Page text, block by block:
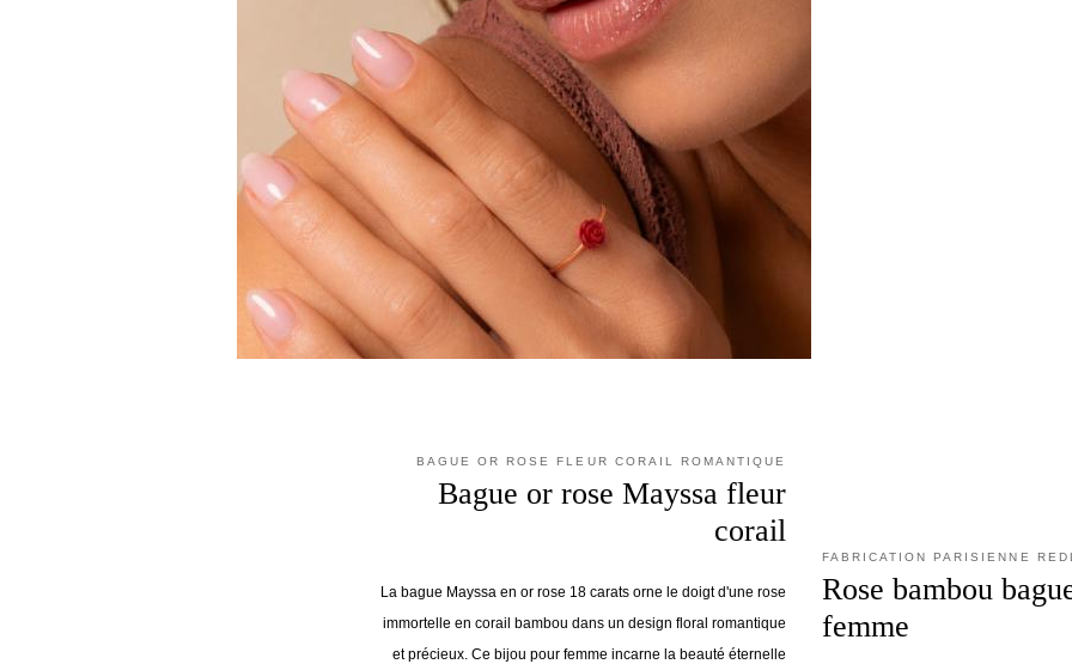
BAGUE OR ROSE FLEUR CORAIL ROMANTIQUE
Bague or rose Mayssa fleur
corail
La bague Mayssa en or rose 18 carats orne le doigt d'une rose
immortelle en corail bambou dans un design floral romantique
et précieux. Ce bijou pour femme incarne la beauté éternelle
FABRICATION PARISIENNE
Rose bambou
femme